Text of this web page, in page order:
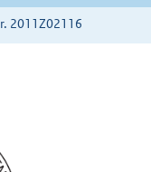
2011Z02116